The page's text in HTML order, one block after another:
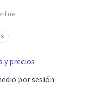
y precios
por sesión